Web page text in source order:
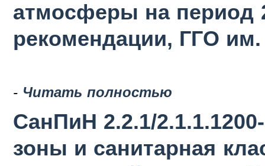
атмосферы на период
рекомендации, ГГО
- Читать полностью
СанПиН 2.2.1/
зоны и санитарная